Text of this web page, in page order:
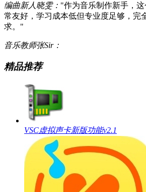
编曲新人晓雯： "作为音乐制作新手，
常友好，学习成本低但专业度足够，完
求。"
音乐教师张Sir：
精品推荐
VSC虚拟声卡新版功能v2.1